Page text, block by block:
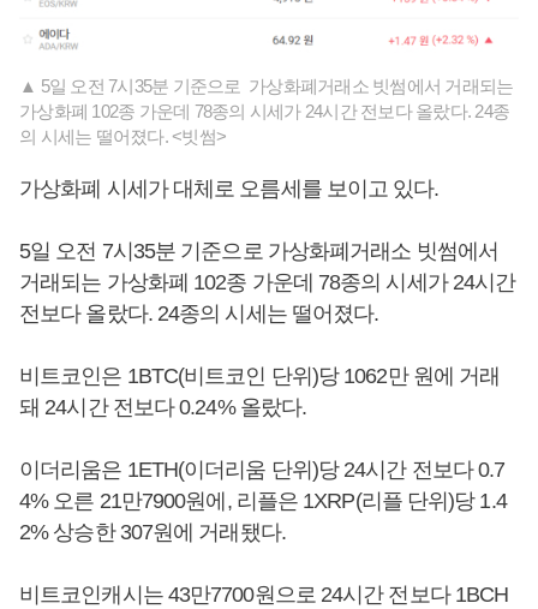
▲ 5일 오전 7시35분 기준으로 가상화폐거래소 빗썸에서 거래되는
가상화폐 102종 가운데 78종의 시세가 24시간 전보다 올랐다. 24종
의 시세는 떨어졌다. <빗썸>
가상화폐 시세가 대체로 오름세를 보이고 있다.
5일 오전 7시35분 기준으로 가상화폐거래소 빗썸에서
거래되는 가상화폐 102종 가운데 78종의 시세가 24시간
전보다 올랐다. 24종의 시세는 떨어졌다.
비트코인은 1BTC(비트코인 단위)당 1062만 원에 거래
돼 24시간 전보다 0.24% 올랐다.
이더리움은 1ETH(이더리움 단위)당 24시간 전보다 0.7
4% 오른 21만7900원에, 리플은 1XRP(리플 단위)당 1.4
2% 상승한 307원에 거래됐다.
비트코인캐시는 43만7700원으로 24시간 전보다 1BCH